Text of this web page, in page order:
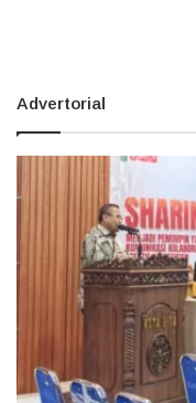
Advertorial